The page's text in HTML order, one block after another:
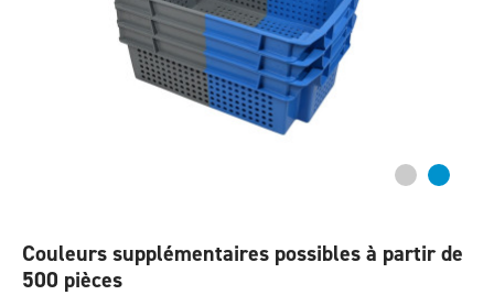
Couleurs supplémentaires possibles à partir de
500 pièces